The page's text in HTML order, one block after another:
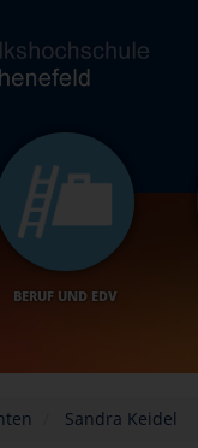
BERUF UND EDV
Sandra Keidel